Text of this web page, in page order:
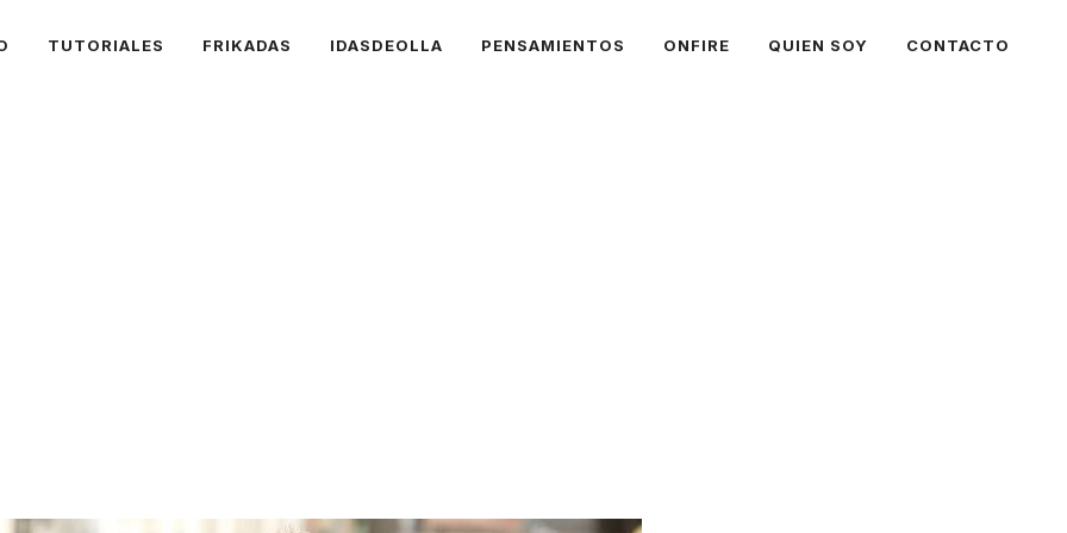
TUTORIALES FRIKADAS IDASDEOLLA PENSAMIENTOS ONFIRE QUIEN SOY CONTACTO